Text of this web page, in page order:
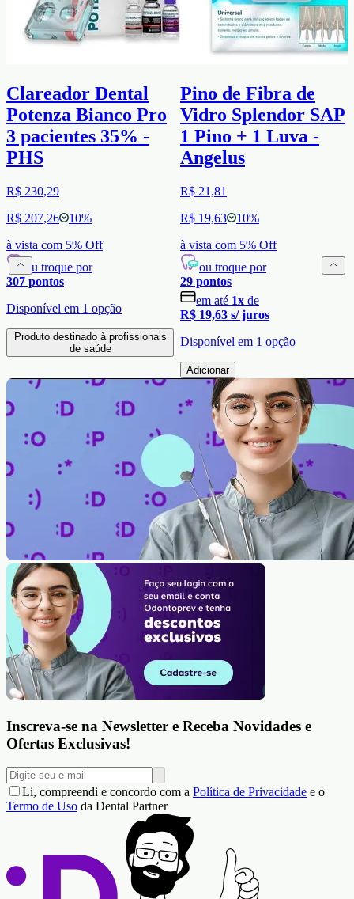
Clareador Dental
Potenza Bianco Pro
3 pacientes 35% -
PHS
R$ 230,29
R$ 207,26
10%
à vista com 5% Off
ou troque por
307 pontos
Disponível em 1 opção
Produto destinado à profissionais
de saúde
Pino de Fibra de
Vidro Splendor SAP
1 Pino + 1 Luva -
Angelus
R$ 21,81
R$ 19,63
10%
à vista com 5% Off
ou troque por
29 pontos
em até 1x de
R$ 19,63 s/ juros
Disponível em 1 opção
Adicionar
Inscreva-se na Newsletter e Receba Novidades e
Ofertas Exclusivas!
Li, compreendi e concordo com a Política de Privacidade e o
Termo de Uso da Dental Partner